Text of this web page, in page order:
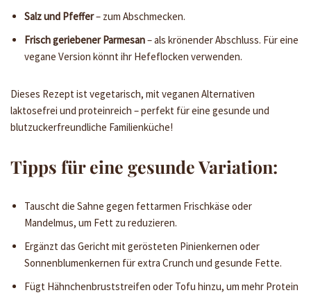
Salz und Pfeffer– zum Abschmecken.
Frisch geriebener Parmesan– als krönender Abschluss. Für eine
vegane Version könnt ihr Hefeflocken verwenden.
Dieses Rezept ist vegetarisch, mit veganen Alternativen
laktosefrei und proteinreich – perfekt für eine gesunde und
blutzuckerfreundliche Familienküche!
Tipps für eine gesunde Variation:
Tauscht die Sahne gegen fettarmen Frischkäse oder
Mandelmus, um Fett zu reduzieren.
Ergänzt das Gericht mit gerösteten Pinienkernen oder
Sonnenblumenkernen für extra Crunch und gesunde Fette.
Fügt Hähnchenbruststreifen oder Tofu hinzu, um mehr Protein